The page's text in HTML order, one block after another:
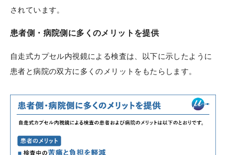
されています。
患者側・病院側に多くのメリットを提供
自走式カプセル内視鏡による検査は、以下に示したように
患者と病院の双方に多くのメリットをもたらします。